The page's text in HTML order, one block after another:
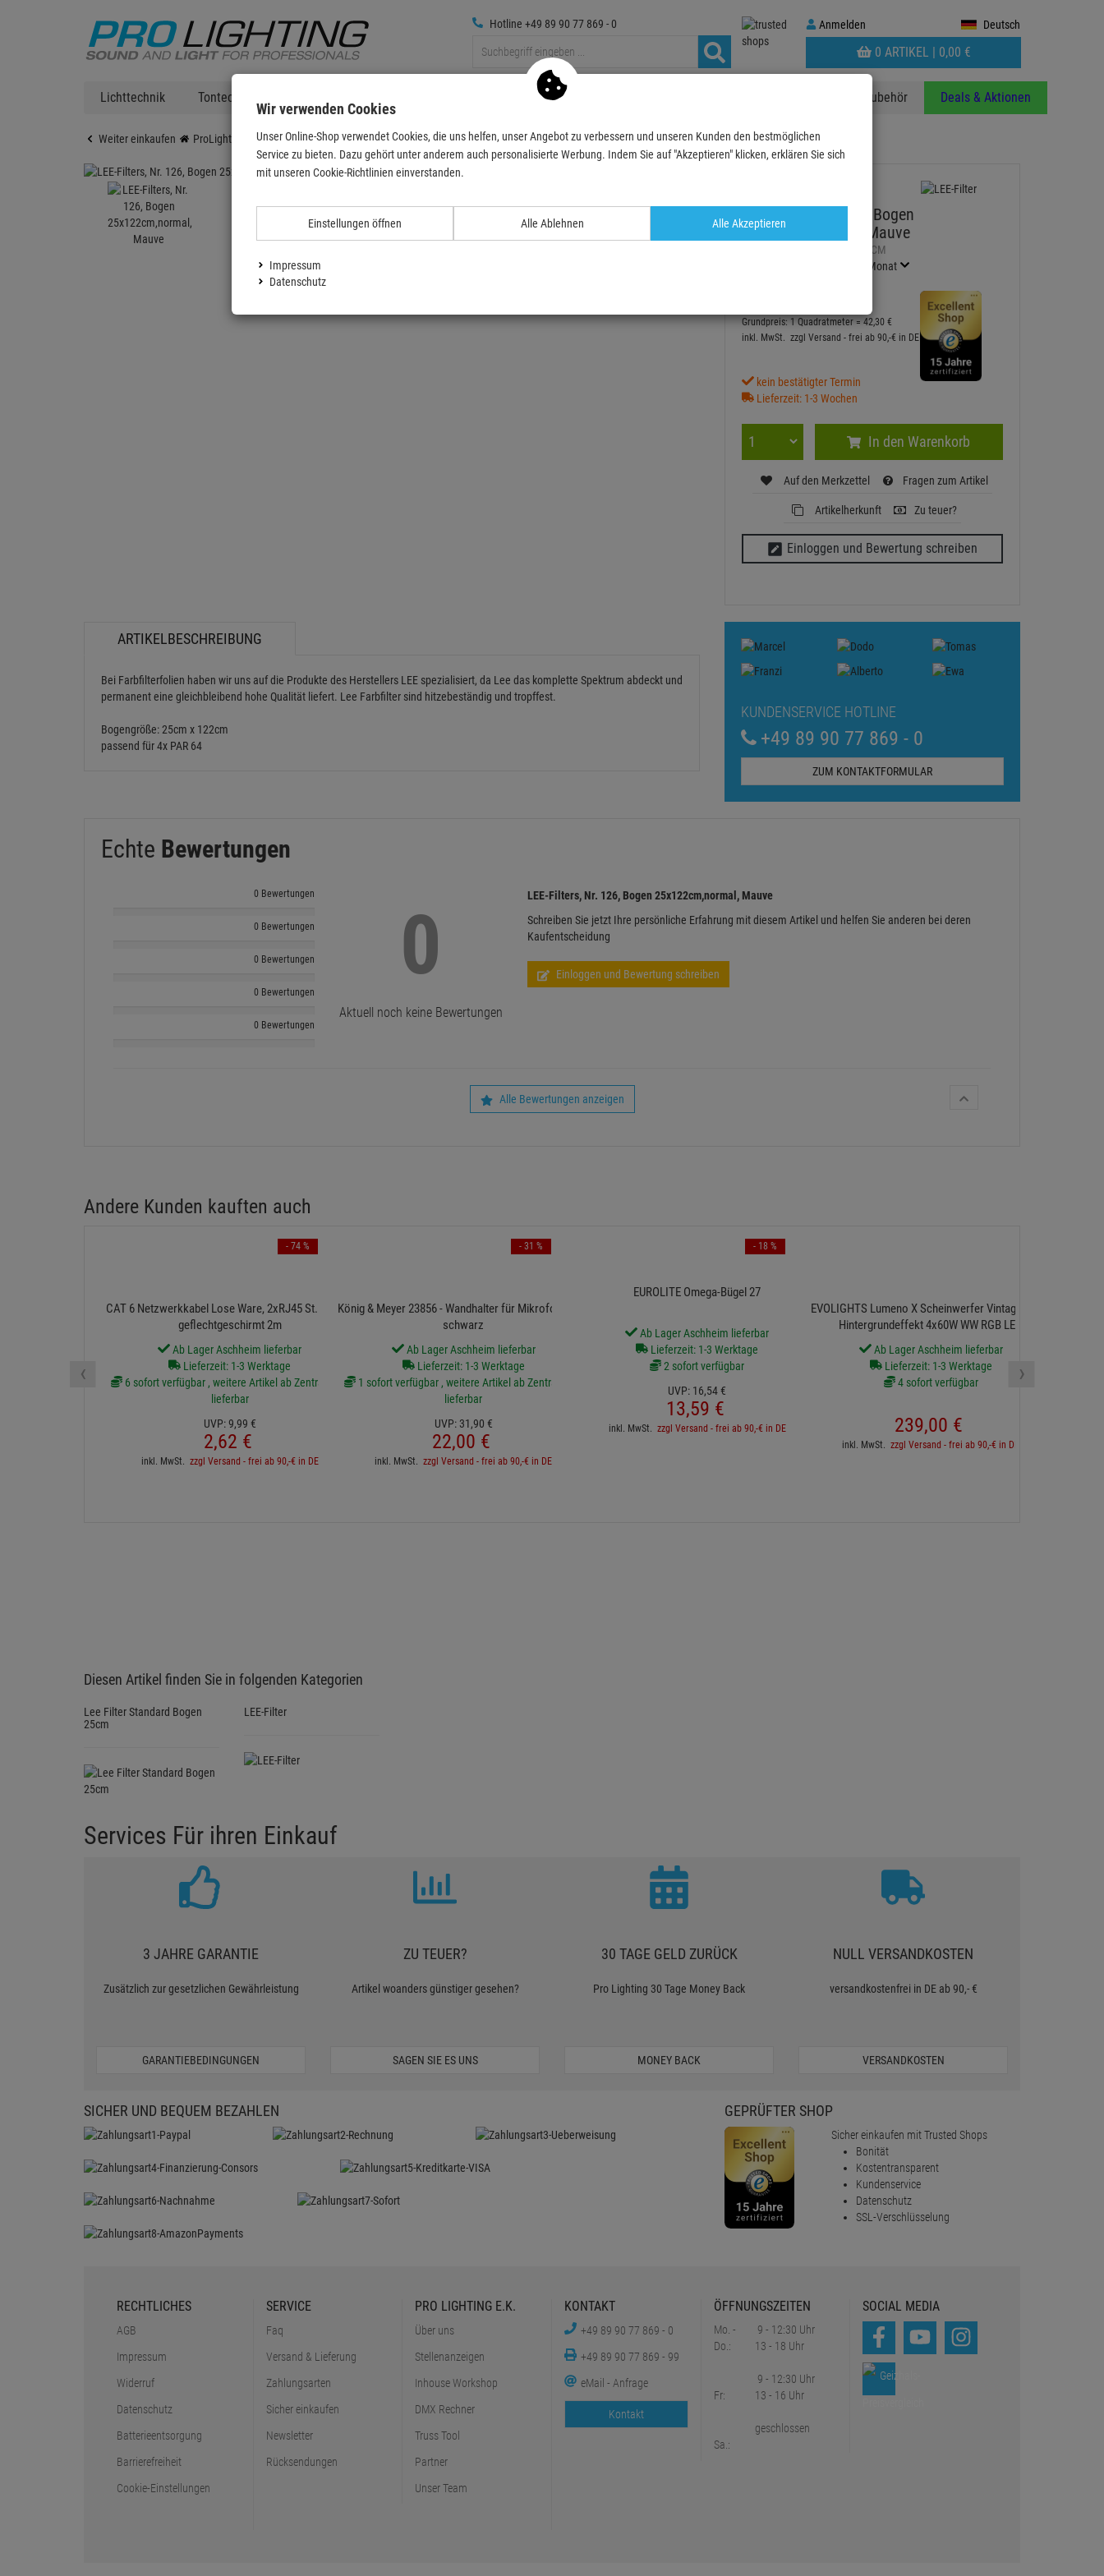
Anmelden
Anmelden Deutsch
WARENKORB
AUFKLAPPEN
0 ARTIKEL | 0,00 €
Hotline +49 89 90 77 869 - 0
Lichttechnik Tontechnik Medientechnik Zubehör Deals & Aktionen
Weiter einkaufen ProLighting Zubehör Bühnenzubehör Farbfilter Lee Filter Standard Bogen 25cm LEE-Filters, Nr. 126, Bogen 25x122cm,normal, Mauve
LEE-Filters, Nr. 126, Bogen
25x122cm,normal, Mauve
LFR126X25CM
/ Monat
Grundpreis: 1 Quadratmeter =42, 30 €
inkl. MwSt.
zzgl Versand - frei ab 90,-€ in DE
kein bestätigter Termin
Lieferzeit: 1-3 Wochen
In den Warenkorb
Auf den Merkzettel Fragen zum Artikel
Artikelherkunft Zu teuer?
Einloggen und Bewertung schreiben
ARTIKELBESCHREIBUNG
Bei Farbfilterfolien haben wir uns auf die Produkte des Herstellers LEE spezialisiert, da Lee das komplette Spektrum abdeckt und
permanent eine gleichbleibend hohe Qualität liefert. Lee Farbfilter sind hitzebeständig und tropffest.
Bogengröße: 25cm x 122cm
passend für 4x PAR 64
KUNDENSERVICE HOTLINE
+49 89 90 77 869 - 0
ZUM KONTAKTFORMULAR
Echte Bewertungen
0 Bewertungen
0 Bewertungen
0 Bewertungen
0 Bewertungen
0 Bewertungen
0
Aktuell noch keine Bewertungen
LEE-Filters, Nr. 126, Bogen 25x122cm,normal, Mauve
Schreiben Sie jetzt Ihre persönliche Erfahrung mit diesem Artikel und helfen Sie anderen bei deren
Kaufentscheidung
Einloggen und Bewertung schreiben
Alle Bewertungen anzeigen
Andere Kunden kauften auch
CAT 6 Netzwerkkabel Lose Ware, 2xRJ45 St. PIMF +
geflechtgeschirmt 2m
Ab Lager Aschheim lieferbar
Lieferzeit: 1-3 Werktage
6 sofort verfügbar , weitere Artikel ab Zentrallager
lieferbar
UVP:9,99 €
2,62 €
inkl. MwSt. zzgl Versand - frei ab 90,-€ in DE
- 74 %
König & Meyer 23856 - Wandhalter für Mikrofonarme,
schwarz
Ab Lager Aschheim lieferbar
Lieferzeit: 1-3 Werktage
1 sofort verfügbar , weitere Artikel ab Zentrallager
lieferbar
UVP: 31,90 €
22,00 €
inkl. MwSt. zzgl Versand - frei ab 90,-€ in DE
- 31 %
EUROLITE Omega-Bügel 27
Ab Lager Aschheim lieferbar
Lieferzeit: 1-3 Werktage
2 sofort verfügbar
UVP: 16,54€
13,59 €
inkl. MwSt. zzgl Versand - frei ab 90,-€ in DE
- 18 %
EVOLIGHTS Lumeno X Scheinwerfer Vintage Retro
Hintergrundeffekt 4x60W WW RGB LED
Ab Lager Aschheim lieferbar
Lieferzeit: 1-3 Werktage
4 sofort verfügbar
239,00 €
inkl. MwSt. zzgl Versand - frei ab 90,-€ in DE
‹ ›
Diesen Artikel finden Sie in folgenden Kategorien
Lee Filter Standard Bogen
25cm
LEE-Filter
Services Für ihren Einkauf
3 JAHRE GARANTIE
Zusätzlich zur gesetzlichen Gewährleistung
GARANTIEBEDINGUNGEN
ZU TEUER?
Artikel woanders günstiger gesehen?
SAGEN SIE ES UNS
30 TAGE GELD ZURÜCK
Pro Lighting 30 Tage Money Back
MONEY BACK
NULL VERSANDKOSTEN
versandkostenfrei in DE ab 90,- €
VERSANDKOSTEN
SICHER UND BEQUEM BEZAHLEN GEPRÜFTER SHOP
Sicher einkaufen mit Trusted Shops
Bonität
Kostentransparent
Kundenservice
Datenschutz
SSL-Verschlüsselung
RECHTLICHES
AGB
Impressum
Widerruf
Datenschutz
Batterieentsorgung
Barrierefreiheit
Cookie-Einstellungen
SERVICE
Faq
Versand & Lieferung
Zahlungsarten
Sicher einkaufen
Newsletter
Rücksendungen
PRO LIGHTING E.K.
Über uns
Stellenanzeigen
Inhouse Workshop
DMX Rechner
Truss Tool
Partner
Unser Team
KONTAKT
+49 89 90 77 869 - 0
+49 89 90 77 869 - 99
eMail - Anfrage
Kontakt
ÖFFNUNGSZEITEN
Mo. -
Do.:
Fr:
Sa.:
9 - 12:30 Uhr
13 - 18 Uhr
9 - 12:30 Uhr
13 - 16 Uhr
geschlossen
SOCIAL MEDIA
Wir verwenden Cookies
Unser Online-Shop verwendet Cookies, die uns helfen, unser Angebot zu verbessern und unseren Kunden den bestmöglichen
Service zu bieten. Dazu gehört unter anderem auch personalisierte Werbung. Indem Sie auf "Akzeptieren" klicken, erklären Sie sich
mit unseren Cookie-Richtlinien einverstanden.
Einstellungen öffnen Alle Ablehnen Alle Akzeptieren
Impressum
Datenschutz